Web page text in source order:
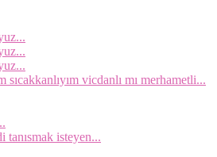
vicdanlı mı merhametli...
tanısmak isteyen...